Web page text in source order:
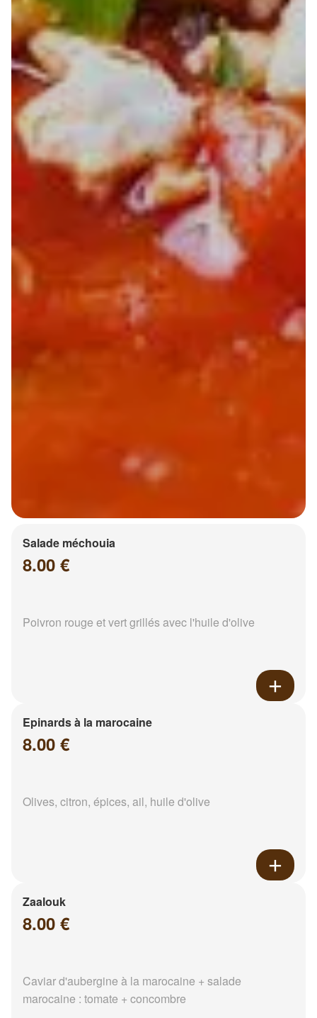
Salade méchouia
8.00 €
Poivron rouge et vert grillés avec l'huile d'olive
Epinards à la marocaine
8.00 €
Olives, citron, épices, ail, huile d'olive
Zaalouk
8.00 €
Caviar d'aubergine à la marocaine + salade
marocaine : tomate + concombre